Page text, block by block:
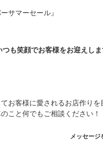
サマーセール』
つも笑顔でお客様をお迎えしま
お客様に愛されるお店作りを
こと何でもご相談ください！
メッセージ